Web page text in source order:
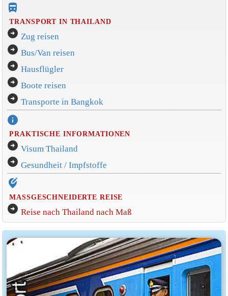
directions_bus_filled
TRANSPORT IN THAILAND
arrow_circle_right Zug reisen
arrow_circle_right Bus/Van reisen
arrow_circle_right Hausflügler
arrow_circle_right Boote reisen
arrow_circle_right Transporte in Bangkok
info
PRAKTISCHE INFORMATIONEN
arrow_circle_right Visum Thailand
arrow_circle_right Gesundheit / Impfstoffe
edit_location_alt
MASSGESCHNEIDERTE REISE
arrow_circle_right Reise nach Thailand nach Maß